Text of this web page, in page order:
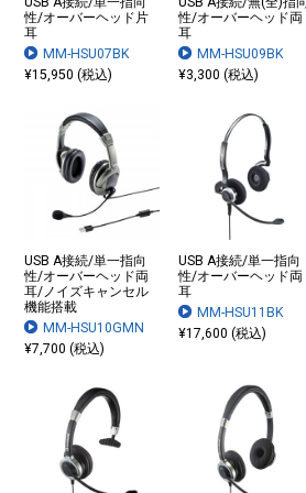
性/オーバーヘッド片
耳
MM-HSU07BK
¥15,950 (税込)
性/オーバーヘッド両
耳
MM-HSU09BK
¥3,300 (税込)
USB A接続/単一指向
性/オーバーヘッド両
耳/ノイズキャンセル
機能搭載
MM-HSU10GMN
¥7,700 (税込)
USB A接続/単一指向
性/オーバーヘッド両
耳
MM-HSU11BK
¥17,600 (税込)